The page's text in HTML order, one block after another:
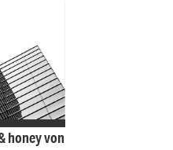
honey von